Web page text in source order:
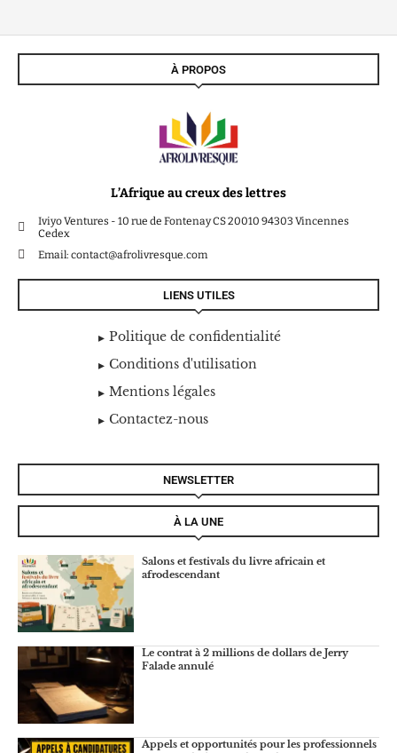
À PROPOS
L’Afrique au creux des lettres
Iviyo Ventures - 10 rue de Fontenay CS 20010 94303 Vincennes
Cedex
Email: contact@afrolivresque.com
LIENS UTILES
Politique de confidentialité
Conditions d'utilisation
Mentions légales
Contactez-nous
NEWSLETTER
À LA UNE
Salons et festivals du livre africain et
afrodescendant
Le contrat à 2 millions de dollars de Jerry
Falade annulé
Appels et opportunités pour les professionnels